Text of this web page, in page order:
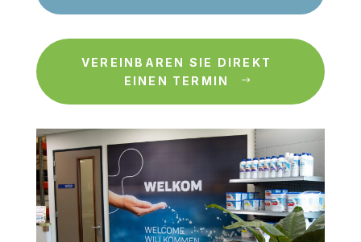
VEREINBAREN SIE DIREKT
EINEN TERMIN